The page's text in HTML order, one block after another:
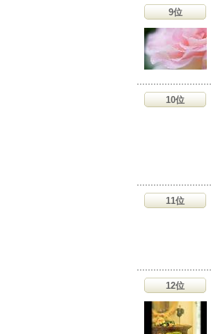
9位
10位
11位
12位